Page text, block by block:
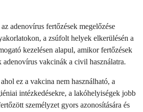
adenovírus fertőzések megelőzése
a zsúfolt helyek elkerülésén a
kezelésen alapul, amikor fertőzések
vakcinák a civil használatra.
ez a vakcina nem használható, a
intézkedésekre, a lakóhelyiségek jobb
személyzet gyors azonosítására és